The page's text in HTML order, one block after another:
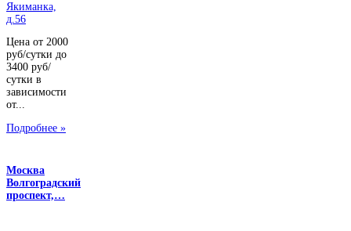
Цена от 2000
руб/сутки до
3400 руб/
сутки в
зависимости
от...
Подробнее »
Москва
Волгоградский
проспект,…